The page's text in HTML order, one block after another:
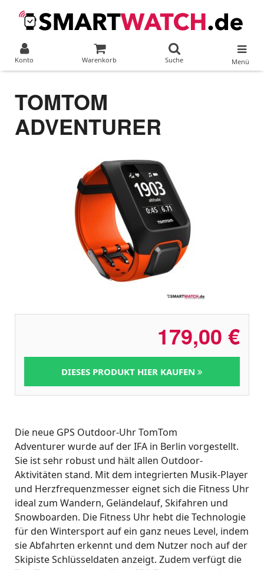
Konto Warenkorb Suche Menü
TOMTOM
ADVENTURER
179,00 €
DIESES PRODUKT HIER KAUFEN
Die neue GPS Outdoor-Uhr TomTom
Adventurer wurde auf der IFA in Berlin vorgestellt.
Sie ist sehr robust und hält allen Outdoor-
Aktivitäten stand. Mit dem integrierten Musik-Player
und Herzfrequenzmesser eignet sich die Fitness Uhr
ideal zum Wandern, Geländelauf, Skifahren und
Snowboarden. Die Fitness Uhr hebt die Technologie
für den Wintersport auf ein ganz neues Level, indem
sie Abfahrten erkennt und dem Nutzer noch auf der
Skipiste Schlüsseldaten anzeigt. Zudem verfügt die